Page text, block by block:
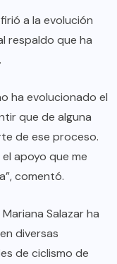
a la evolución
respaldo que ha
ha evolucionado el
que de alguna
de ese proceso.
apoyo que me
comentó.
Salazar ha
diversas
de ciclismo de